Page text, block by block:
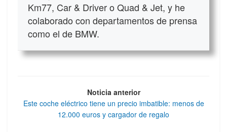
Km77, Car & Driver o Quad & Jet, y he
colaborado con departamentos de prensa
como el de BMW.
Noticia anterior
Este coche eléctrico tiene un precio imbatible: menos de
12.000 euros y cargador de regalo